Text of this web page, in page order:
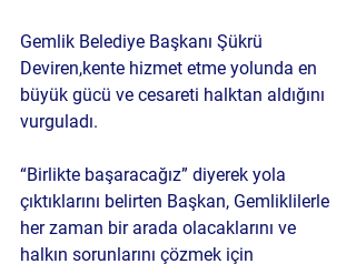
Gemlik Belediye Başkanı Şükrü
Deviren,kente hizmet etme yolunda en
büyük gücü ve cesareti halktan aldığını
vurguladı.
“Birlikte başaracağız” diyerek yola
çıktıklarını belirten Başkan, Gemliklilerle
her zaman bir arada olacaklarını ve
halkın sorunlarını çözmek için